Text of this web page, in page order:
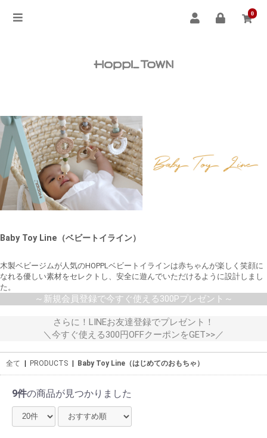
0
Baby Toy Line（ベビートイライン）
木製ベビージムが人気のHOPPLベビートイラインは赤ちゃんが楽しく笑顔に
なれる優しい素材をセレクトし、安全に遊んでいただけるように設計しまし
た。
～新規会員登録で今すぐ使える300Pプレゼント～
さらに！LINEお友達登録でプレゼント！
＼今すぐ使える300円OFFクーポンをGET>>／
全て | PRODUCTS | Baby Toy Line（はじめてのおもちゃ）
9件の商品が見つかりました